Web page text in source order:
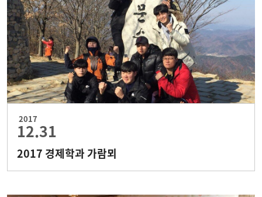
2017
12.31
2017 경제학과 가람뫼